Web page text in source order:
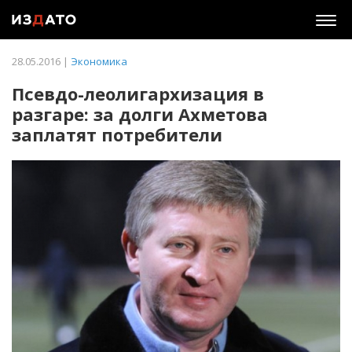
28.05.2016 | Экономика
Псевдо-леолигархизация в
разгаре: за долги Ахметова
заплатят потребители